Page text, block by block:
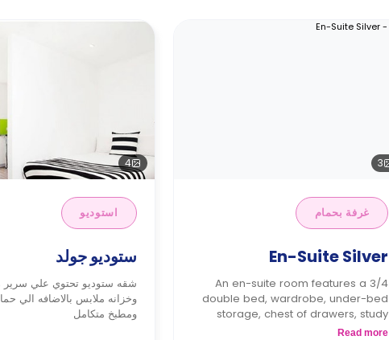
3
غرفة بحمام
En-Suite Silver
An en-suite room features a 3/4
double bed, wardrobe, under-bed
storage, chest of drawers, study
space, private bathroom, shared
Read more
4
استوديو
ستوديو جولد
شقه ستوديو تحتوي علي سرير
وخزانه ملابس بالاضافه الي
ومطبخ متكامل